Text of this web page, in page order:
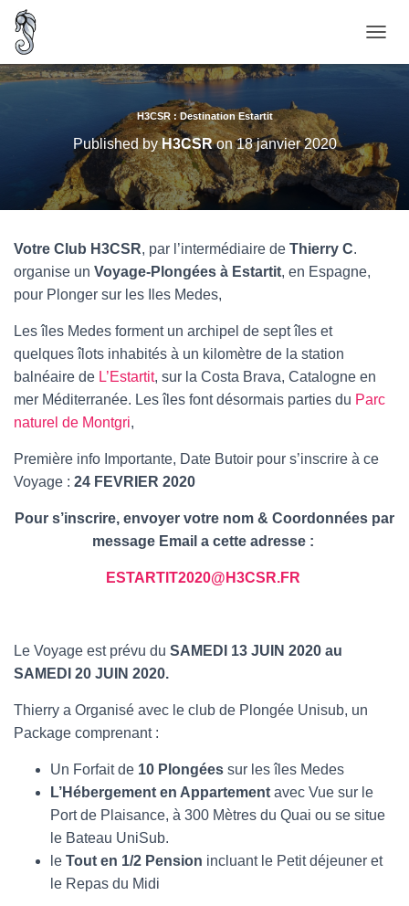
U
/
F
R
N
H3CSR : Destination Estartit
Published byH3CSRon18 janvier 2020
Votre Club H3CSR, par l’intermédiaire de Thierry C.
organise un Voyage-Plongées à Estartit, en Espagne,
pour Plonger sur les Iles Medes,
Les îles Medes forment un archipel de sept îles et
quelques îlots inhabités à un kilomètre de la station
balnéaire de L’Estartit, sur la Costa Brava, Catalogne en
mer Méditerranée. Les îles font désormais parties du Parc
naturel de Montgri,
Première info Importante, Date Butoir pour s’inscrire à ce
Voyage : 24 FEVRIER 2020
Pour s’inscrire, envoyer votre nom & Coordonnées par
message Email a cette adresse :
ESTARTIT2020@H3CSR.FR
Le Voyage est prévu du SAMEDI 13 JUIN 2020 au
SAMEDI 20 JUIN 2020.
Thierry a Organisé avec le club de Plongée Unisub, un
Package comprenant :
Un Forfait de 10 Plongées sur les îles Medes
L’Hébergement en Appartement avec Vue sur le
Port de Plaisance, à 300 Mètres du Quai ou se situe
le Bateau UniSub.
le Tout en 1/2 Pension incluant le Petit déjeuner et
le Repas du Midi